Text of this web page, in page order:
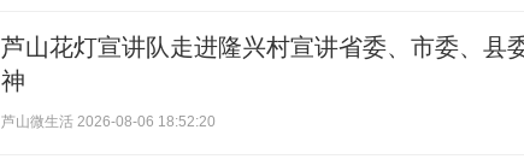
芦山花灯宣讲队走进隆兴村宣讲省委、市委、县
神
芦山微生活 2026-08-06 18:52:20